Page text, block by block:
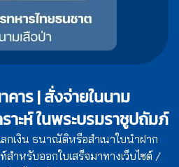
คาร | สั่งจ่ายในนาม
าะห์ ในพระบรมราชูปถัมภ์
กเงิน ธนาณัติหรือสำเนาใบนำฝาก
ำหรับออกใบเสร็จมาทางเว็บไซต์ /